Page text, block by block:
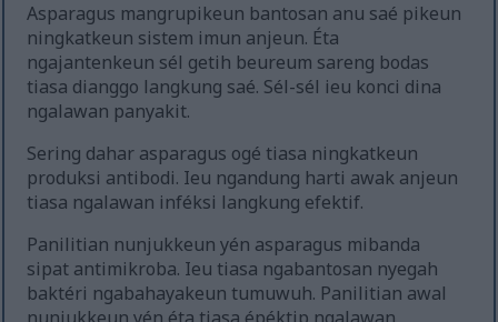
Asparagus mangrupikeun bantosan anu saé pikeun
ningkatkeun sistem imun anjeun. Éta
ngajantenkeun sél getih beureum sareng bodas
tiasa dianggo langkung saé. Sél-sél ieu konci dina
ngalawan panyakit.
Sering dahar asparagus ogé tiasa ningkatkeun
produksi antibodi. Ieu ngandung harti awak anjeun
tiasa ngalawan inféksi langkung efektif.
Panilitian nunjukkeun yén asparagus mibanda
sipat antimikroba. Ieu tiasa ngabantosan nyegah
baktéri ngabahayakeun tumuwuh. Panilitian awal